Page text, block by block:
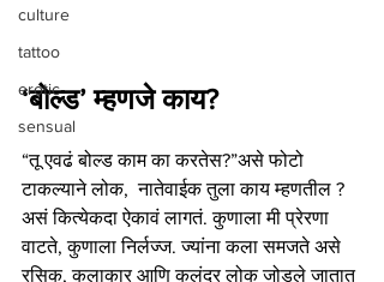
culture
tattoo
erotic
sensual
‘बोल्ड’ म्हणजे काय?
“तू एवढं बोल्ड काम का करतेस?”असे फोटो
टाकल्याने लोक,  नातेवाईक तुला काय म्हणतील ?
असं कित्येकदा ऐकावं लागतं. कुणाला मी प्रेरणा
वाटते, कुणाला निर्लज्ज. ज्यांना कला समजते असे
रसिक, कलाकार आणि कलंदर लोक जोडले जातात